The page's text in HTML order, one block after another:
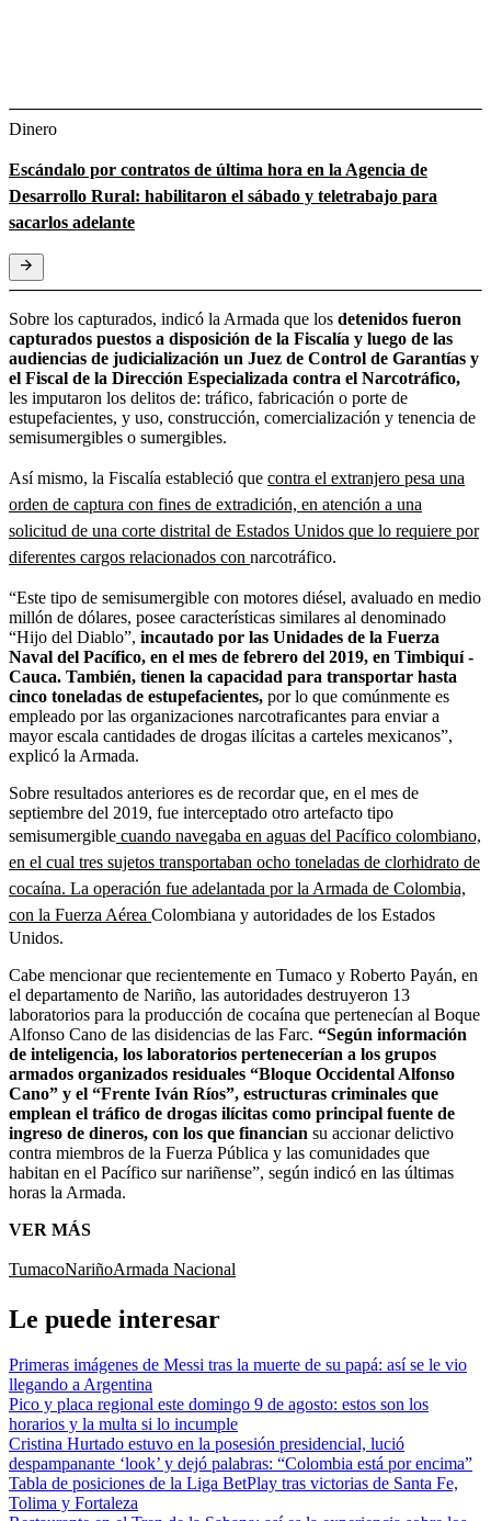
Dinero
Escándalo por contratos de última hora en la Agencia de
Desarrollo Rural: habilitaron el sábado y teletrabajo para
sacarlos adelante
Sobre los capturados, indicó la Armada que los detenidos fueron
capturados puestos a disposición de la Fiscalía y luego de las
audiencias de judicialización un Juez de Control de Garantías y
el Fiscal de la Dirección Especializada contra el Narcotráfico,
les imputaron los delitos de: tráfico, fabricación o porte de
estupefacientes, y uso, construcción, comercialización y tenencia de
semisumergibles o sumergibles.
Así mismo, la Fiscalía estableció que contra el extranjero pesa una
orden de captura con fines de extradición, en atención a una
solicitud de una corte distrital de Estados Unidos que lo requiere por
diferentes cargos relacionados con narcotráfico.
“Este tipo de semisumergible con motores diésel, avaluado en medio
millón de dólares, posee características similares al denominado
“Hijo del Diablo”, incautado por las Unidades de la Fuerza
Naval del Pacífico, en el mes de febrero del 2019, en Timbiquí -
Cauca. También, tienen la capacidad para transportar hasta
cinco toneladas de estupefacientes, por lo que comúnmente es
empleado por las organizaciones narcotraficantes para enviar a
mayor escala cantidades de drogas ilícitas a carteles mexicanos”,
explicó la Armada.
Sobre resultados anteriores es de recordar que, en el mes de
septiembre del 2019, fue interceptado otro artefacto tipo
semisumergible cuando navegaba en aguas del Pacífico colombiano,
en el cual tres sujetos transportaban ocho toneladas de clorhidrato de
cocaína. La operación fue adelantada por la Armada de Colombia,
con la Fuerza Aérea Colombiana y autoridades de los Estados
Unidos.
Cabe mencionar que recientemente en Tumaco y Roberto Payán, en
el departamento de Nariño, las autoridades destruyeron 13
laboratorios para la producción de cocaína que pertenecían al Boque
Alfonso Cano de las disidencias de las Farc. “Según información
de inteligencia, los laboratorios pertenecerían a los grupos
armados organizados residuales “Bloque Occidental Alfonso
Cano” y el “Frente Iván Ríos”, estructuras criminales que
emplean el tráfico de drogas ilícitas como principal fuente de
ingreso de dineros, con los que financian su accionar delictivo
contra miembros de la Fuerza Pública y las comunidades que
habitan en el Pacífico sur nariñense”, según indicó en las últimas
horas la Armada.
VER MÁS
TumacoNariñoArmada Nacional
Le puede interesar
Primeras imágenes de Messi tras la muerte de su papá: así se le vio
llegando a Argentina
Pico y placa regional este domingo 9 de agosto: estos son los
horarios y la multa si lo incumple
Cristina Hurtado estuvo en la posesión presidencial, lució
despampanante ‘look’ y dejó palabras: “Colombia está por encima”
Tabla de posiciones de la Liga BetPlay tras victorias de Santa Fe,
Tolima y Fortaleza